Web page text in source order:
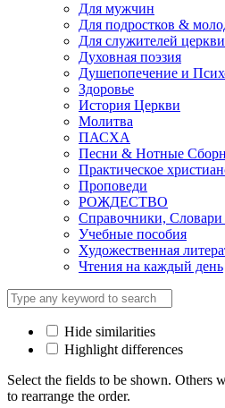
Для мужчин
Для подростков &
Для служителей церкви
Духовная поэзия
Душепопечение и
Здоровье
История Церкви
Молитва
ПАСХА
Песни & Нотные
Практическое
Проповеди
РОЖДЕСТВО
Справочники,
Учебные пособия
Художественная
Чтения на каждый день
Hide similarities
Highlight differences
Select the fields to be shown. Others
to rearrange the order.